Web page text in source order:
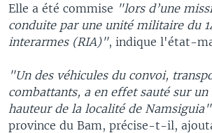
Elle a été commise "lors d’une
conduite par une unité militaire du
interarmes (RIA)", indique l'état-
"Un des véhicules du convoi,
combattants, a en effet sauté sur
hauteur de la localité de Namsiguia"
province du Bam, précise-t-il,